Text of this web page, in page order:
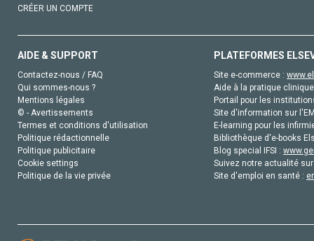
CRÉER UN COMPTE
AIDE & SUPPORT
Contactez-nous / FAQ
Qui sommes-nous ?
Mentions légales
© - Avertissements
Termes et conditions d'utilisation
Politique rédactionnelle
Politique publicitaire
Cookie settings
Politique de la vie privée
PLATEFORMES
Site e-commerce :
Aide à la pratique
Portail pour les
Site d'information sur
E-learning pour les
Bibliothèque d'e-books
Blog special IFSI :
Suivez notre actualité
Site d'emploi en santé :